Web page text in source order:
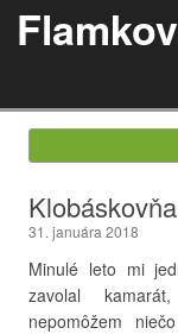
31. januára 2018
Minulé leto mi
zavolal
nepomôžem